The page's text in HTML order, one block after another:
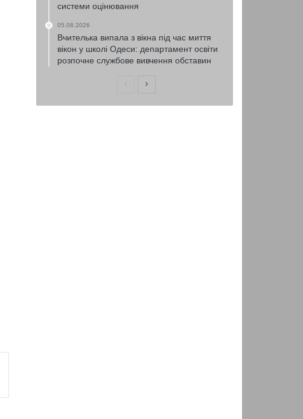
системи оцінювання
05.08.2026
Вчителька випала з вікна під час миття
вікон у школі Одеси: департамент освіти
розпочне службове вивчення обставин
ПопередняНаступна